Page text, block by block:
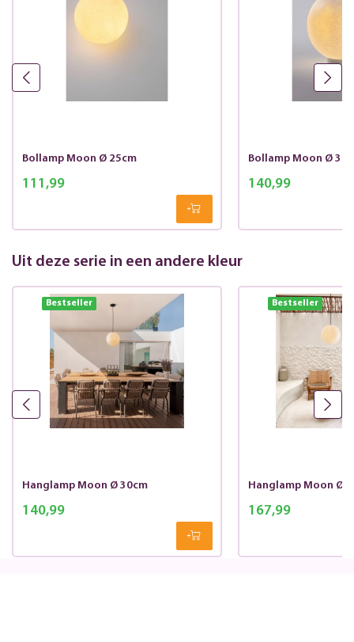
Bollamp Moon Ø 25cm
111,99
Bollamp Moon Ø
140,99
Uit deze serie in een andere kleur
Bestseller
Hanglamp Moon Ø 30cm
140,99
Bestseller
Hanglamp Moon Ø
167,99